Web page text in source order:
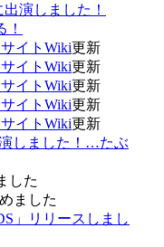
演しました！
イトWiki更新
イトWiki更新
イトWiki更新
イトWiki更新
イトWiki更新
しました！…たぶ
した
ました
」リリースしまし